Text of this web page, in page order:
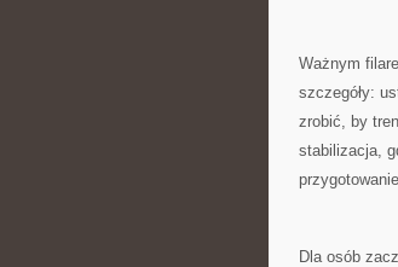
Ważnym
szczegóły:
zrobić, by
stabilizacja,
Dla osób